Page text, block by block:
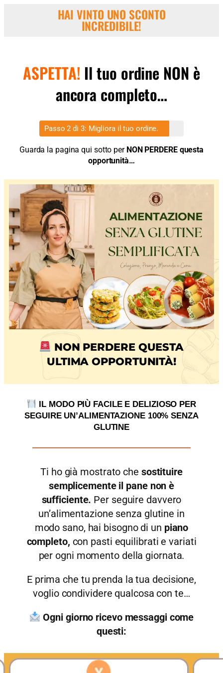
HAI VINTO UNO SCONTO
INCREDIBILE!
ASPETTA! Il tuo ordine NON è
ancora completo…
Passo 2 di 3: Migliora il tuo ordine.
Guarda la pagina qui sotto per NON PERDERE questa
opportunità…
NON PERDERE QUESTA
ULTIMA OPPORTUNITÀ!
IL MODO PIÙ FACILE E DELIZIOSO PER
SEGUIRE UN’ALIMENTAZIONE 100% SENZA
GLUTINE
Ti ho già mostrato che sostituire
semplicemente il pane non è
sufficiente. Per seguire davvero
un’alimentazione senza glutine in
modo sano, hai bisogno di un piano
completo, con pasti equilibrati e variati
per ogni momento della giornata.
E prima che tu prenda la tua decisione,
voglio condividere qualcosa con te…
Ogni giorno ricevo messaggi come
questi: